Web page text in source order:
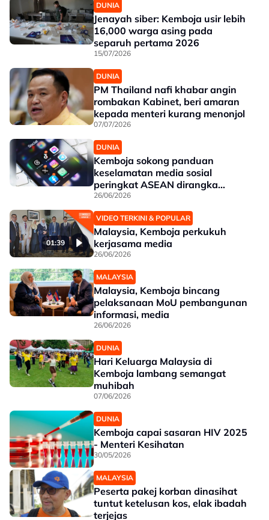
DUNIA
Jenayah siber: Kemboja usir lebih
16,000 warga asing pada
separuh pertama 2026
15/07/2026
DUNIA
PM Thailand nafi khabar angin
rombakan Kabinet, beri amaran
kepada menteri kurang menonjol
07/07/2026
DUNIA
Kemboja sokong panduan
keselamatan media sosial
peringkat ASEAN dirangka
Malaysia
26/06/2026
01:39
VIDEO TERKINI & POPULAR
Malaysia, Kemboja perkukuh
kerjasama media
26/06/2026
MALAYSIA
Malaysia, Kemboja bincang
pelaksanaan MoU pembangunan
informasi, media
26/06/2026
DUNIA
Hari Keluarga Malaysia di
Kemboja lambang semangat
muhibah
07/06/2026
DUNIA
Kemboja capai sasaran HIV 2025
- Menteri Kesihatan
30/05/2026
MALAYSIA
Peserta pakej korban dinasihat
tuntut ketelusan kos, elak ibadah
terjejas